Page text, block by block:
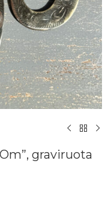
graviruota